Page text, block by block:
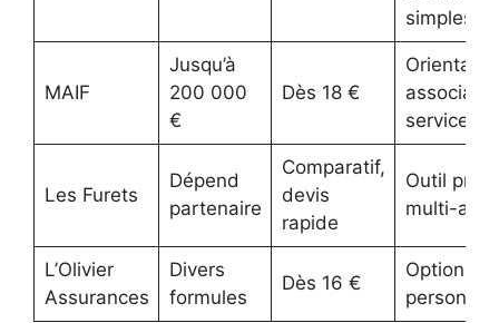
simples
MAIF
Jusqu’à
200 000
€
Dès 18 €
service
Les Furets
Dépend
partenaire
Comparatif,
devis
rapide
Outil
multi-
L’Olivier
Assurances
Divers
formules
Dès 16 €
Options